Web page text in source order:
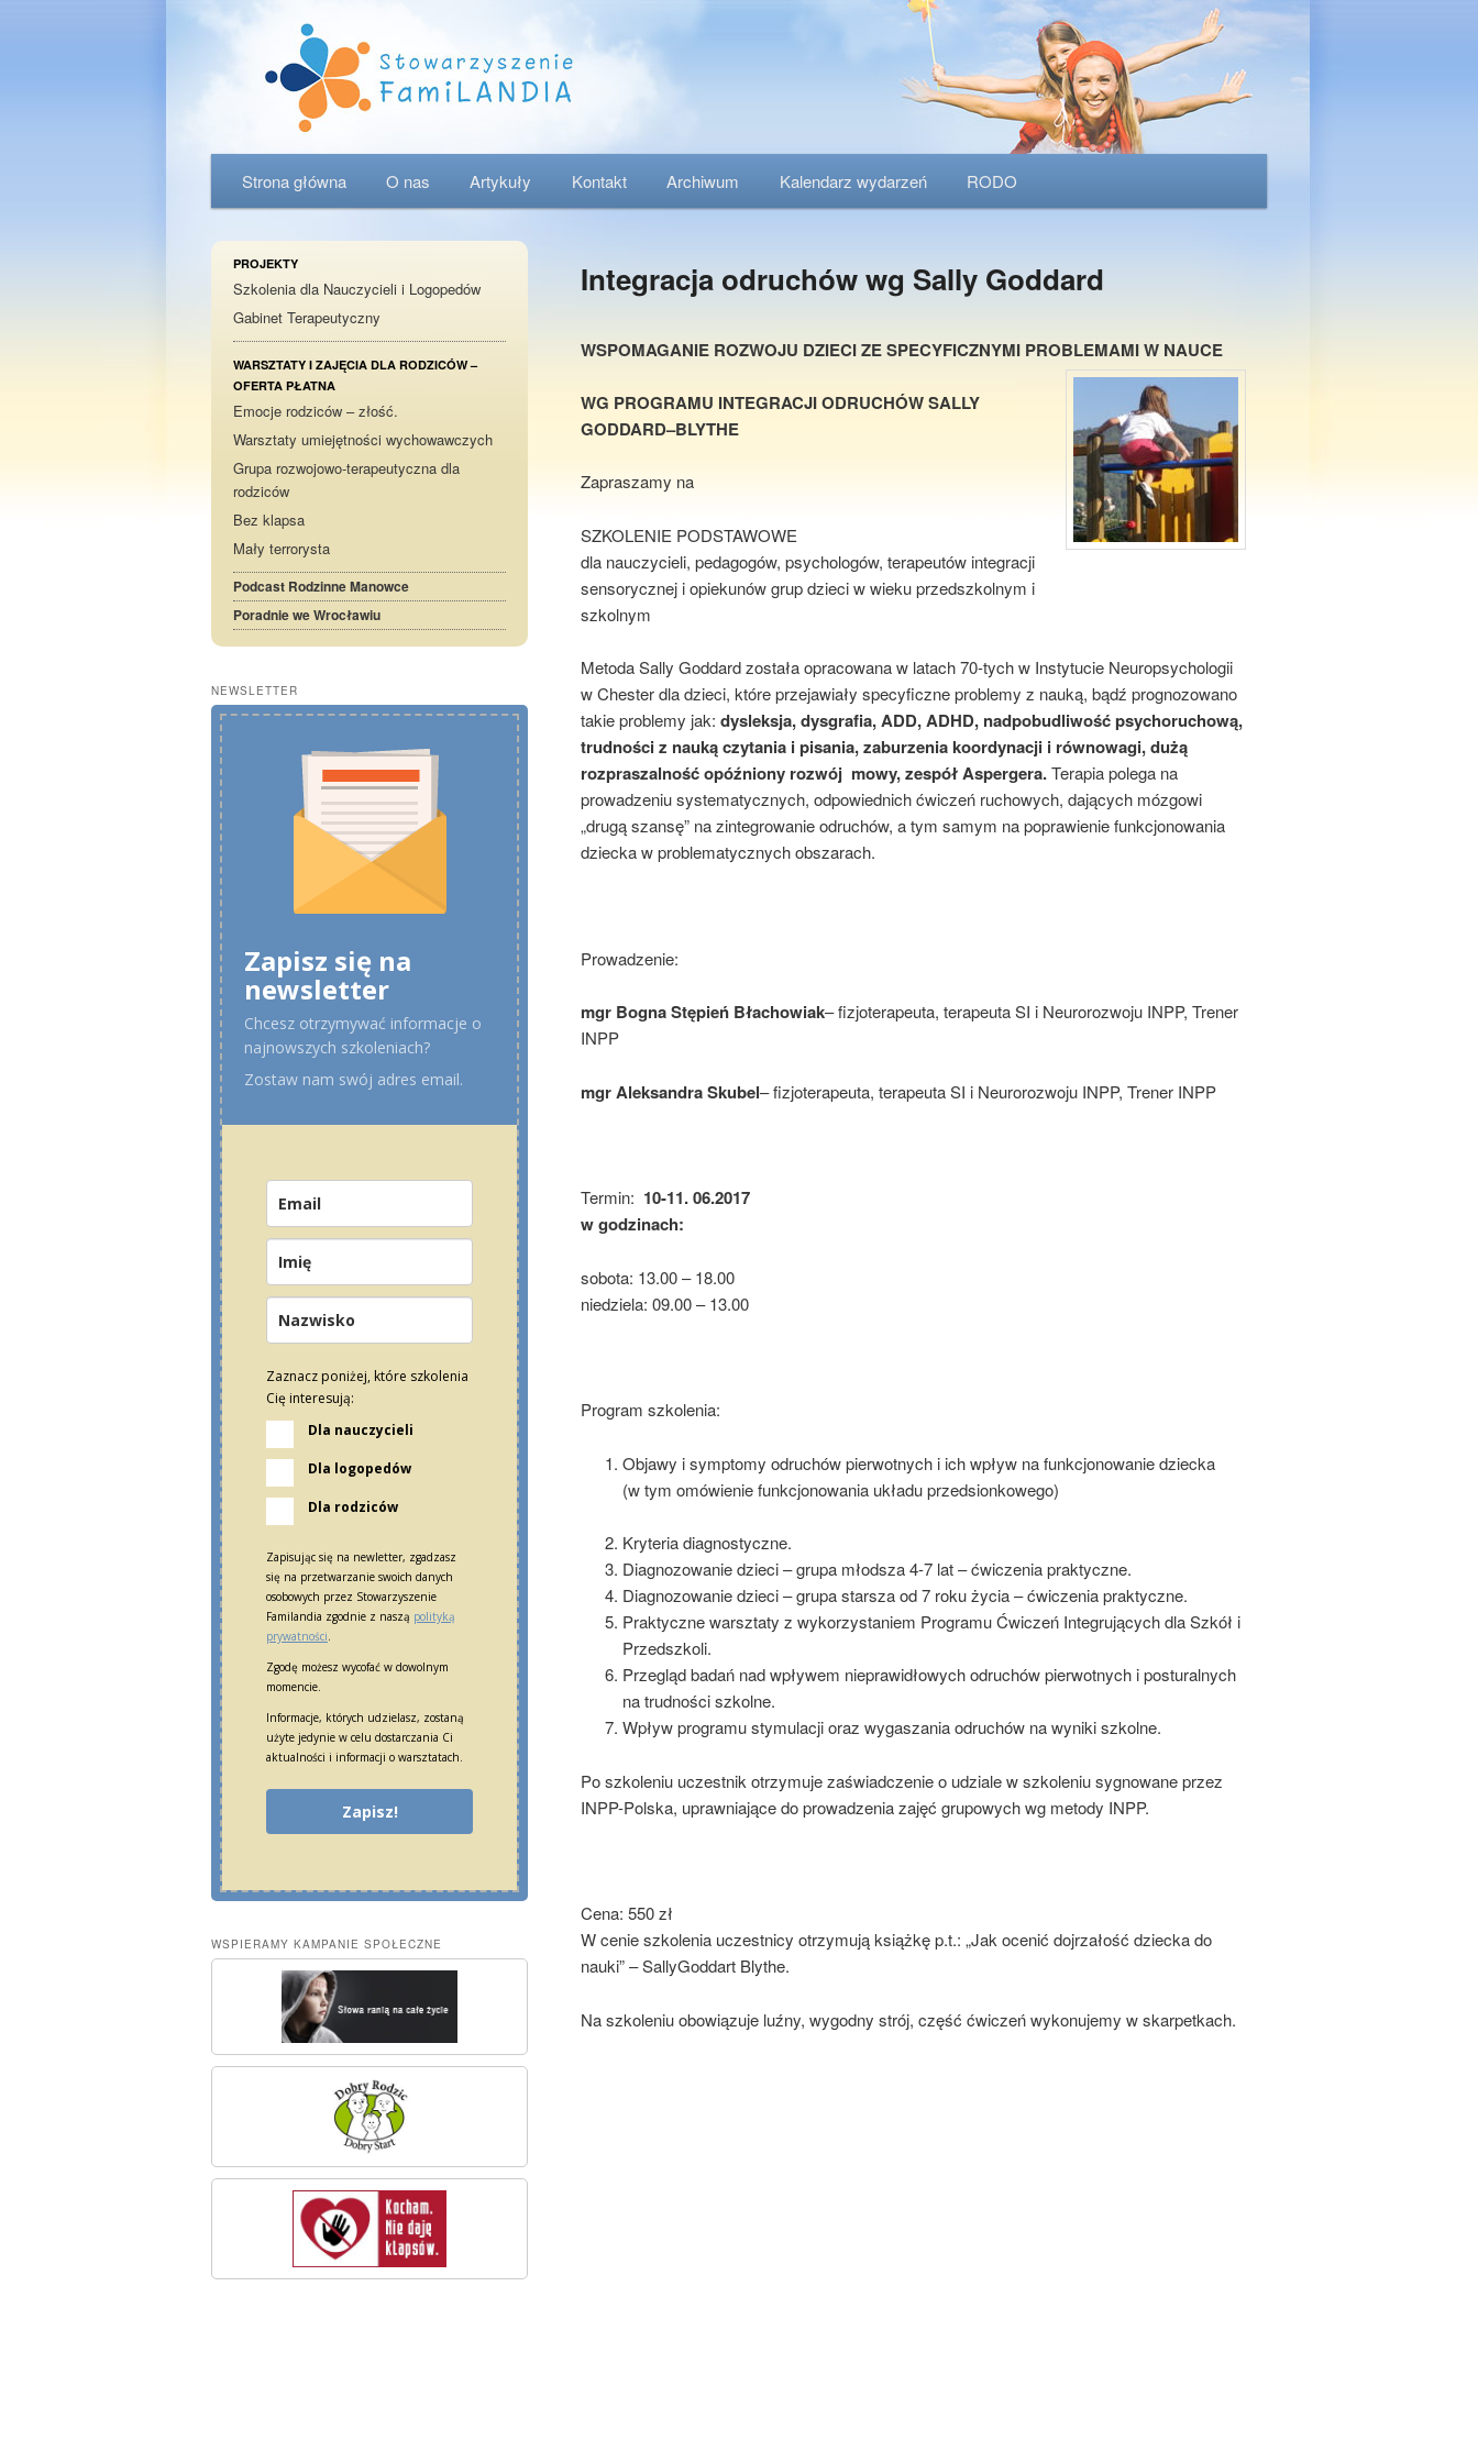
Przeskocz do tekstu
Przeskocz do widgetów
Strona główna O nas Artykuły Kontakt Archiwum Kalendarz wydarzeń RODO
Integracja odruchów wg Sally Goddard
WSPOMAGANIE ROZWOJU DZIECI ZE SPECYFICZNYMI PROBLEMAMI W NAUCE
WG PROGRAMU INTEGRACJI ODRUCHÓW SALLY
GODDARD–BLYTHE
Zapraszamy na
SZKOLENIE PODSTAWOWE
dla nauczycieli, pedagogów, psychologów, terapeutów integracji
sensorycznej i opiekunów grup dzieci w wieku przedszkolnym i
szkolnym
Metoda Sally Goddard została opracowana w latach 70-tych w Instytucie Neuropsychologii
w Chester dla dzieci, które przejawiały specyficzne problemy z nauką, bądź prognozowano
takie problemy jak: dysleksja, dysgrafia, ADD, ADHD, nadpobudliwość psychoruchową,
trudności z nauką czytania i pisania, zaburzenia koordynacji i równowagi, dużą
rozpraszalność opóźniony rozwój mowy, zespół Aspergera.Terapia polega na
prowadzeniu systematycznych, odpowiednich ćwiczeń ruchowych, dających mózgowi
„drugą szansę” na zintegrowanie odruchów, a tym samym na poprawienie funkcjonowania
dziecka w problematycznych obszarach.
Prowadzenie:
mgr Bogna Stępień Błachowiak– fizjoterapeuta, terapeuta SI i Neurorozwoju INPP, Trener
INPP
mgr Aleksandra Skubel– fizjoterapeuta, terapeuta SI i Neurorozwoju INPP, Trener INPP
Termin: 10-11. 06.2017
w godzinach:
sobota: 13.00 – 18.00
niedziela: 09.00 – 13.00
Program szkolenia:
Objawy i symptomy odruchów pierwotnych i ich wpływ na funkcjonowanie dziecka
(w tym omówienie funkcjonowania układu przedsionkowego)
Kryteria diagnostyczne.
Diagnozowanie dzieci – grupa młodsza 4-7 lat – ćwiczenia praktyczne.
Diagnozowanie dzieci – grupa starsza od 7 roku życia – ćwiczenia praktyczne.
Praktyczne warsztaty z wykorzystaniem Programu Ćwiczeń Integrujących dla Szkół i
Przedszkoli.
Przegląd badań nad wpływem nieprawidłowych odruchów pierwotnych i posturalnych
na trudności szkolne.
Wpływ programu stymulacji oraz wygaszania odruchów na wyniki szkolne.
Po szkoleniu uczestnik otrzymuje zaświadczenie o udziale w szkoleniu sygnowane przez
INPP-Polska, uprawniające do prowadzenia zajęć grupowych wg metody INPP.
Cena: 550 zł
W cenie szkolenia uczestnicy otrzymują książkę p.t.: „Jak ocenić dojrzałość dziecka do
nauki” – SallyGoddart Blythe.
Na szkoleniu obowiązuje luźny, wygodny strój, część ćwiczeń wykonujemy w skarpetkach.
PROJEKTY
Szkolenia dla Nauczycieli i Logopedów
Gabinet Terapeutyczny
WARSZTATY I ZAJĘCIA DLA RODZICÓW –
OFERTA PŁATNA
Emocje rodziców – złość.
Warsztaty umiejętności wychowawczych
Grupa rozwojowo-terapeutyczna dla
rodziców
Bez klapsa
Mały terrorysta
Podcast Rodzinne Manowce
Poradnie we Wrocławiu
NEWSLETTER
Zapisz się na
newsletter
Chcesz otrzymywać informacje o
najnowszych szkoleniach?
Zostaw nam swój adres email.
Zaznacz poniżej, które szkolenia
Cię interesują:
Dla nauczycieli
Dla logopedów
Dla rodziców
Zapisując się na newletter, zgadzasz
się na przetwarzanie swoich danych
osobowych przez Stowarzyszenie
Familandia zgodnie z naszą polityką
prywatności
Zgodę możesz wycofać w dowolnym
momencie.
Informacje, których udzielasz, zostaną
użyte jedynie w celu dostarczania Ci
aktualności i informacji o warsztatach.
Zapisz!
WSPIERAMY KAMPANIE SPOŁECZNE